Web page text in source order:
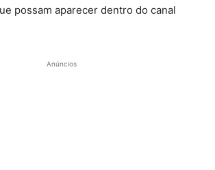
possam aparecer dentro do canal
Anúncios